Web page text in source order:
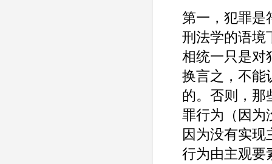
第一，犯罪是
刑法学的语境
相统一只是对
换言之，不能
的。否则，那
罪行为（因为
因为没有实现
行为由主观要